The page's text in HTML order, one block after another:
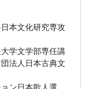
本文化研究専攻
学文学部専任講
法人日本古典文
ン日本歌人選、